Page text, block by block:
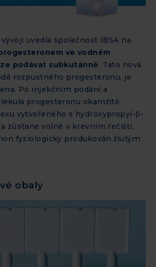
uvedla společnost IBSA na
ve vodném
podávat subkutánně. Tato nová
rozpustného progesteronu, je
Po injekčním podání a
progesteronu okamžitě
vytvořeného s hydroxypropyl-β-
zůstane volně v krevním řečišti,
fyziologicky produkován žlutým
obaly